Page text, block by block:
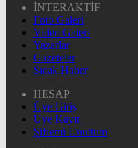
İNTERAKTİF
Foto Galeri
Video Galeri
Yazarlar
Gazeteler
Sıcak Haber
HESAP
Üye Giriş
Üye Kayıt
Şifremi Unuttum